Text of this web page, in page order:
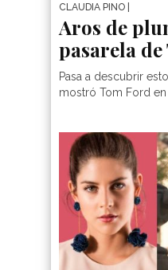
CLAUDIA PINO
Aros de
pasarela
Pasa a descubrir
mostró Tom Ford en